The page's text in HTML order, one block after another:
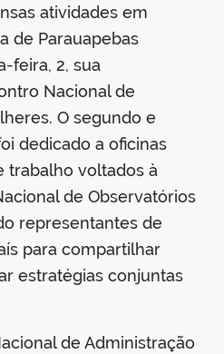
atividades em
de Parauapebas
feira, 2, sua
Nacional de
O segundo e
dedicado a oficinas
trabalho voltados à
de Observatórios
representantes de
para compartilhar
estratégias conjuntas
de Administração